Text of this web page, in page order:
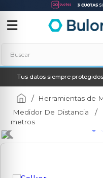
☰
Buscar
Tus datos siempre
Herramientas de
Medidor De Distancia
metros
Términos más
1.
soldadora
2.
neo